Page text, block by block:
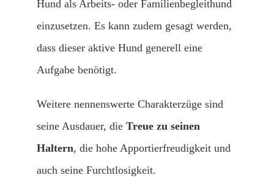
Hund als Arbeits- oder Familienbegleithund
einzusetzen. Es kann zudem gesagt werden,
dass dieser aktive Hund generell eine
Aufgabe benötigt.
Weitere nennenswerte Charakterzüge sind
seine Ausdauer, die Treue zu seinen
Haltern, die hohe Apportierfreudigkeit und
auch seine Furchtlosigkeit.